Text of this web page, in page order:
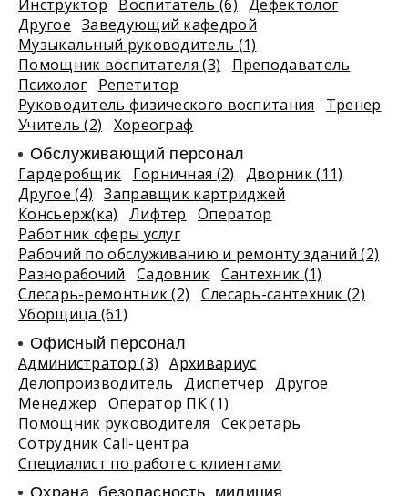
Инструктор Воспитатель (6) Дефектолог
Другое Заведующий кафедрой
Музыкальный руководитель (1)
Помощник воспитателя (3)
Преподаватель
Психолог
Репетитор
Руководитель физического воспитания
Тренер
Учитель (2)
Хореограф
Обслуживающий персонал
Гардеробщик Горничная (2)
Дворник (11)
Другое (4)
Заправщик картриджей
Консьерж(ка)
Лифтер
Оператор
Работник сферы услуг
Рабочий по обслуживанию и ремонту зданий (2)
Разнорабочий
Садовник Сантехник (1)
Слесарь-ремонтник (2)
Слесарь-сантехник (2)
Уборщица (61)
Офисный персонал
Администратор (3)
Архивариус
Делопроизводитель
Диспетчер
Другое
Менеджер
Оператор ПК (1)
Помощник руководителя
Секретарь
Сотрудник Call-центра
Специалист по работе с клиентами
Охрана, безопасность, милиция